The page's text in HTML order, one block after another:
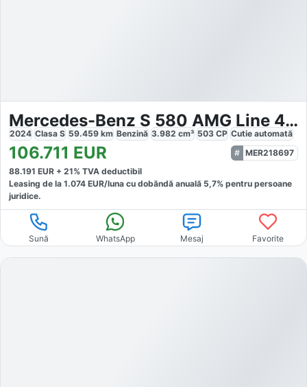
Mercedes-Benz S 580 AMG Line 4Matic
2024 Clasa S 59.459 km Benzină 3.982 cm³ 503 CP Cutie automată
106.711 EUR
MER218697
88.191 EUR + 21% TVA deductibil
Leasing de la 1.074 EUR/luna cu dobăndă anuală 5,7% pentru persoane
juridice.
Sună WhatsApp Mesaj Favorite